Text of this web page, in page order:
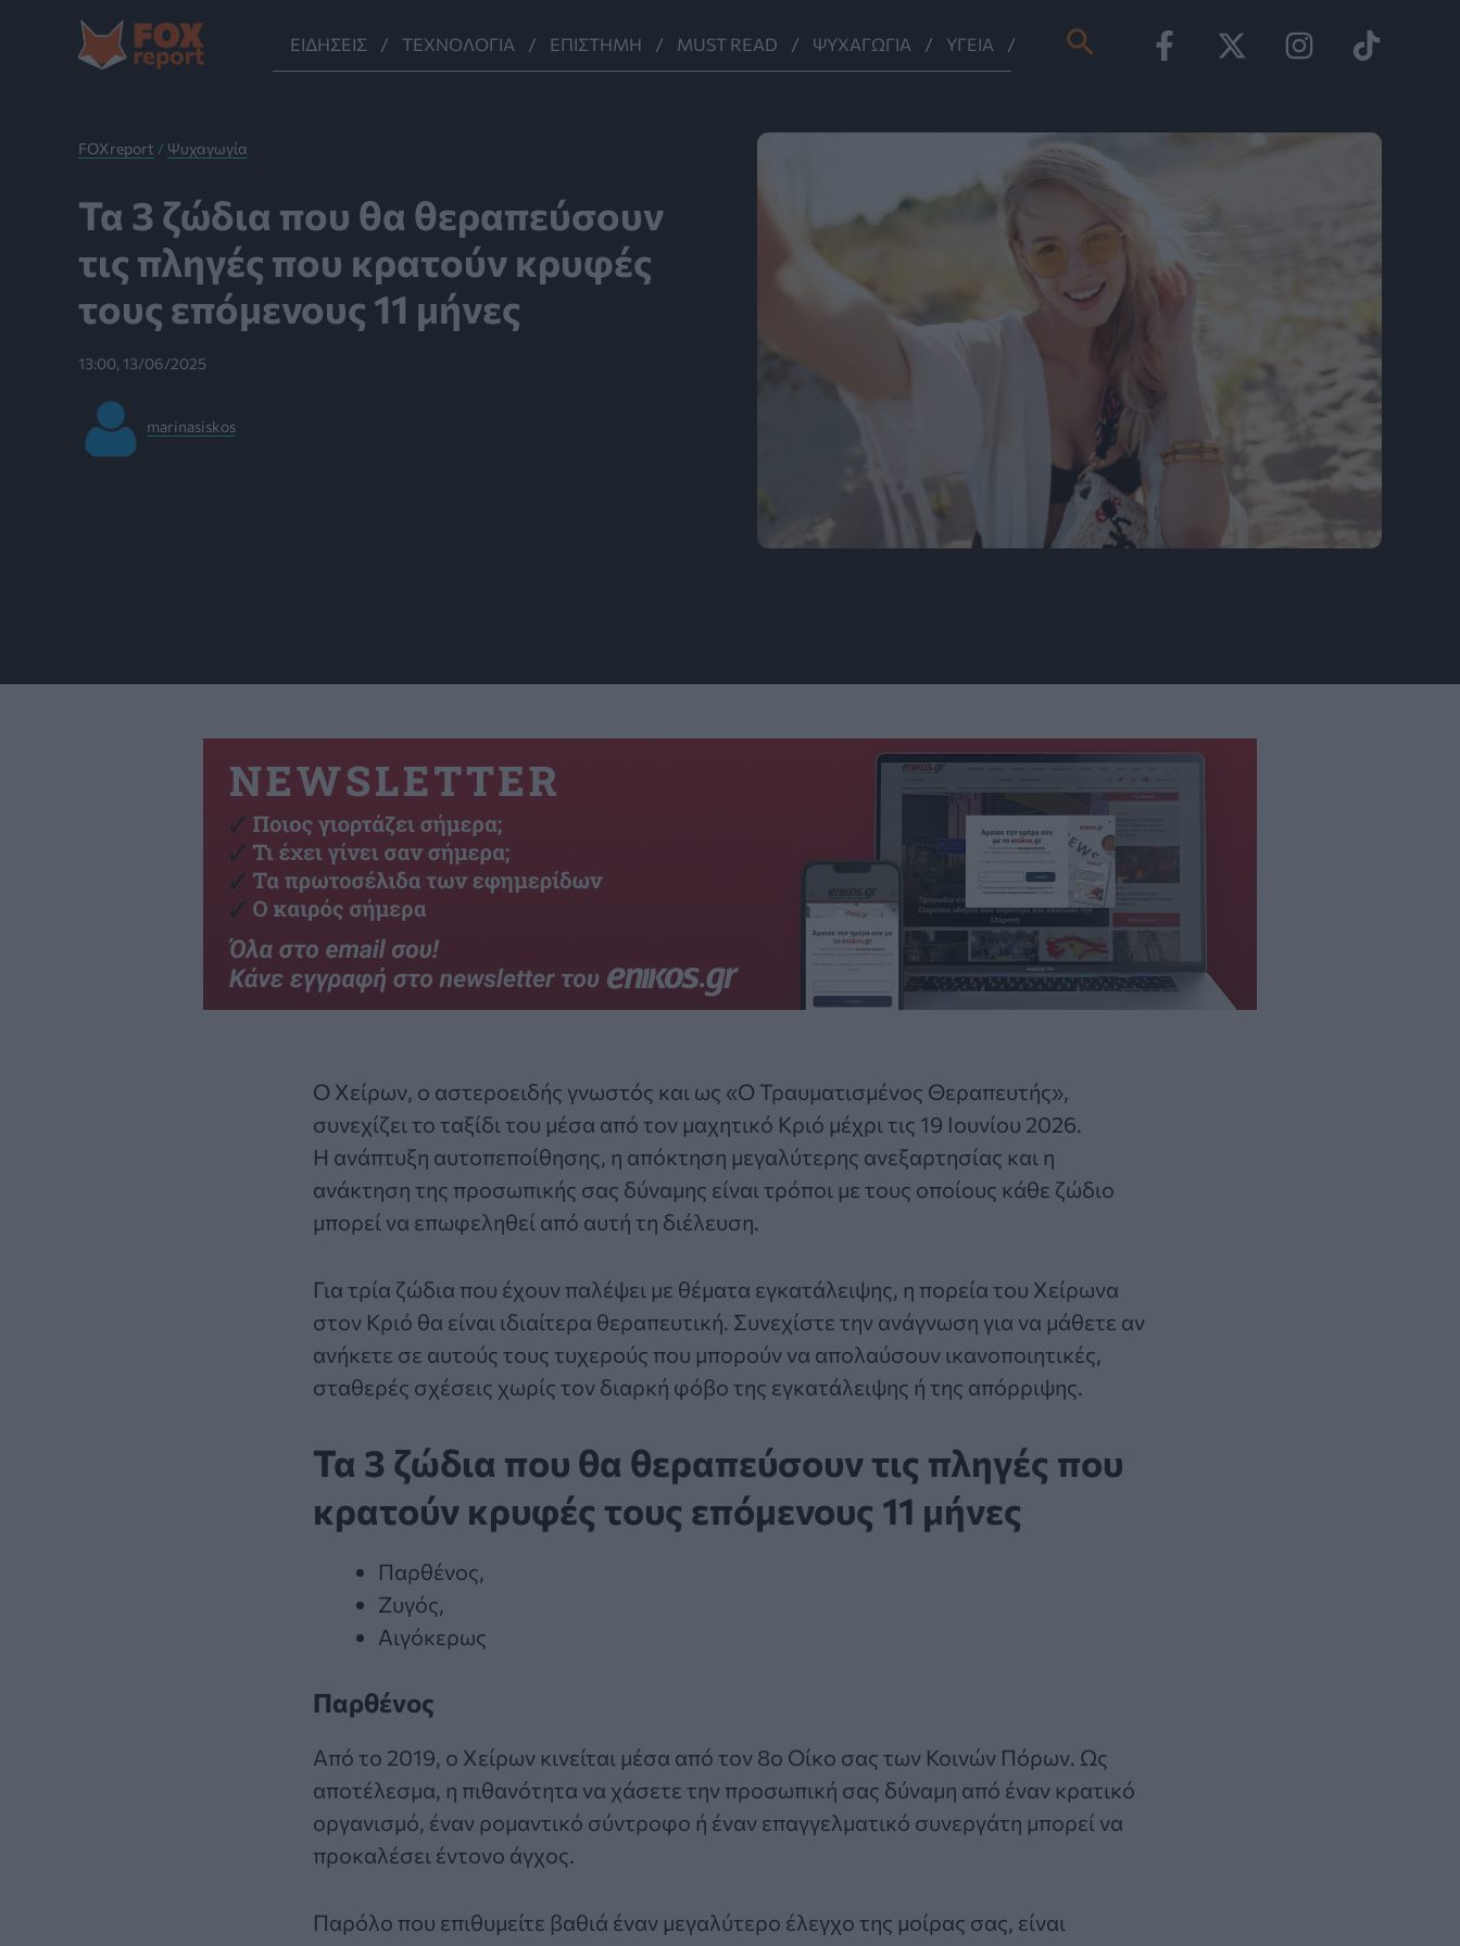
Μετάβαση
περιεχόμενο
ΕΙΔΉΣΕΙΣ ΤΕΧΝΟΛΟΓΊΑ ΕΠΙΣΤΉΜΗ MUST READ ΨΥΧΑΓΩΓΊΑ ΥΓΕΊΑ Αναζήτηση
FOXreport / Ψυχαγωγία
Τα 3 ζώδια που θα θεραπεύσουν
τις πληγές που κρατούν κρυφές
τους επόμενους 11 μήνες
13:00, 13/06/2025
marinasiskos
Ο Χείρων, ο αστεροειδής γνωστός και ως «Ο Τραυματισμένος Θεραπευτής»,
συνεχίζει το ταξίδι του μέσα από τον μαχητικό Κριό μέχρι τις 19 Ιουνίου 2026.
Η ανάπτυξη αυτοπεποίθησης, η απόκτηση μεγαλύτερης ανεξαρτησίας και η
ανάκτηση της προσωπικής σας δύναμης είναι τρόποι με τους οποίους κάθε ζώδιο
μπορεί να επωφεληθεί από αυτή τη διέλευση.
Για τρία ζώδια που έχουν παλέψει με θέματα εγκατάλειψης, η πορεία του Χείρωνα
στον Κριό θα είναι ιδιαίτερα θεραπευτική. Συνεχίστε την ανάγνωση για να μάθετε αν
ανήκετε σε αυτούς τους τυχερούς που μπορούν να απολαύσουν ικανοποιητικές,
σταθερές σχέσεις χωρίς τον διαρκή φόβο της εγκατάλειψης ή της απόρριψης.
Τα 3 ζώδια που θα θεραπεύσουν τις πληγές που
κρατούν κρυφές τους επόμενους 11 μήνες
Παρθένος,
Ζυγός,
Αιγόκερως
Παρθένος
Από το 2019, ο Χείρων κινείται μέσα από τον 8ο Οίκο σας των Κοινών Πόρων. Ως
αποτέλεσμα, η πιθανότητα να χάσετε την προσωπική σας δύναμη από έναν κρατικό
οργανισμό, έναν ρομαντικό σύντροφο ή έναν επαγγελματικό συνεργάτη μπορεί να
προκαλέσει έντονο άγχος.
Παρόλο που επιθυμείτε βαθιά έναν μεγαλύτερο έλεγχο της μοίρας σας, είναι